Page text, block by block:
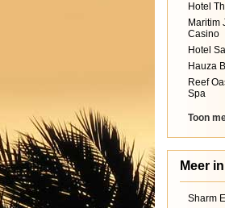
Hotel
Maritim
Casino
Hotel
Hauza
Reef
Spa
Toon
Meer
Sharm